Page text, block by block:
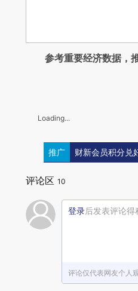
参考重要经济数据，
Loading...
推广 财新会员积分兑
评论区 10
登录后发表评论得
评论仅代表网友个人